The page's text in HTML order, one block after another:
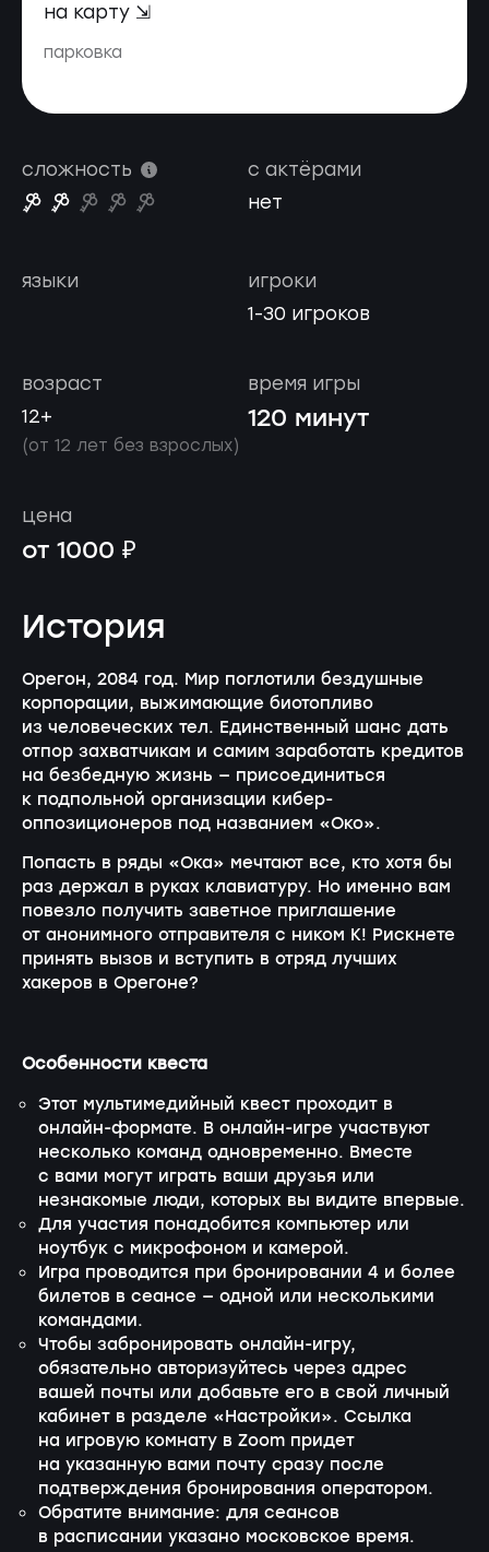
на карту ⇲
парковка
сложность
с актёрами
нет
игроки
1-30 игроков
языки
возраст
12+
(от 12 лет без взрослых)
время игры
120 минут
цена
от 1000 ₽
История
Орегон, 2084 год. Мир поглотили бездушные
корпорации, выжимающие биотопливо
из человеческих тел. Единственный шанс дать
отпор захватчикам и самим заработать кредитов
на безбедную жизнь — присоединиться
к подпольной организации кибер-
оппозиционеров под названием «Око».
Попасть в ряды «Ока» мечтают все, кто хотя бы
раз держал в руках клавиатуру. Но именно вам
повезло получить заветное приглашение
от анонимного отправителя с ником К! Рискнете
принять вызов и вступить в отряд лучших
хакеров в Орегоне?
Особенности квеста
Этот мультимедийный квест проходит в
онлайн-формате. В онлайн-игре участвуют
несколько команд одновременно. Вместе
с вами могут играть ваши друзья или
незнакомые люди, которых вы видите впервые.
Для участия понадобится компьютер или
ноутбук с микрофоном и камерой.
Игра проводится при бронировании 4 и более
билетов в сеансе — одной или несколькими
командами.
Чтобы забронировать онлайн-игру,
обязательно авторизуйтесь через адрес
вашей почты или добавьте его в свой личный
кабинет в разделе «Настройки». Ссылка
на игровую комнату в Zoom придет
на указанную вами почту сразу после
подтверждения бронирования оператором.
Обратите внимание: для сеансов
в расписании указано московское время.